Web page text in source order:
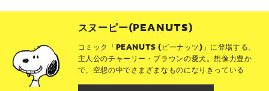
スヌーピー(PEANUTS)
コミック「PEANUTS (ピーナッツ)」に登場する、
主人公のチャーリー・ブラウンの愛犬。想像力豊か
で、空想の中でさまざまなものになりきっている